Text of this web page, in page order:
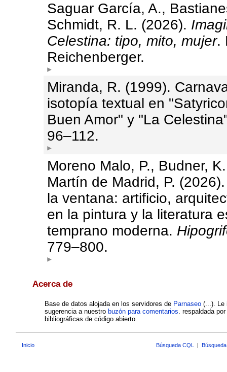
Saguar García, A.,
Schmidt, R. L. (2026).
Celestina: tipo, mito, mujer.
Reichenberger.
Miranda, R. (1999).
isotopía textual en
Buen Amor" y "La
96–112.
Moreno Malo, P., Budner,
Martín de Madrid, P.
la ventana: artificio,
en la pintura y la literatura
temprano moderna.
779–800.
Acerca de
Base de datos alojada en los servidores de Parnaseo(...). Le
sugerencia a nuestro buzón para comentarios. respaldada por
bibliográficas de código abierto.
Inicio Búsqueda CQL |